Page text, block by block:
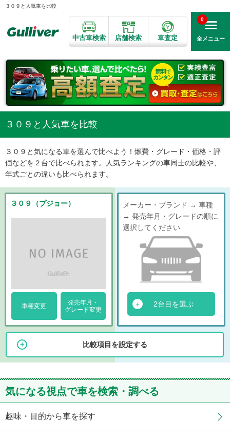
３０９と人気車を比較
中古車検索 店舗検索 車査定 全メニュー
0
３０９と人気車を比較
３０９と気になる車を選んで比べよう！燃費・グレード・価格・評
価などを２台で比べられます。人気ランキングの車同士の比較や、
年式ごとの違いも比べられます。
３０９（プジョー）
車種変更
発売年月・
グレード変更
メーカー・ブランド → 車種
→ 発売年月・グレードの順に
選択してください
2台目を選ぶ
比較項目を設定する
気になる視点で車を検索・調べる
趣味・目的から車を探す